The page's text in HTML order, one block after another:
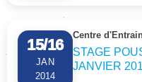
15/16
JAN
2014
Centre
STAGE
JANVIER